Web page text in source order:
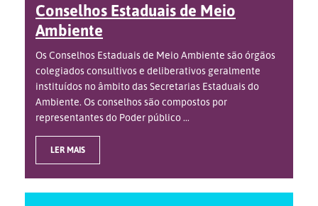
Conselhos Estaduais de Meio
Ambiente
Os Conselhos Estaduais de Meio Ambiente são órgãos
colegiados consultivos e deliberativos geralmente
instituídos no âmbito das Secretarias Estaduais do
Ambiente. Os conselhos são compostos por
representantes do Poder público ...
LER MAIS